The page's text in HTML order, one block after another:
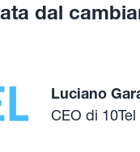
dal
Luciano
CEO di 10Tel